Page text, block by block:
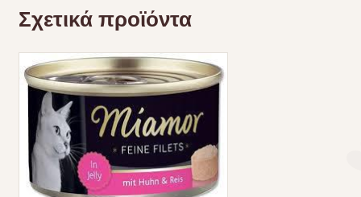
Σχετικά προϊόντα